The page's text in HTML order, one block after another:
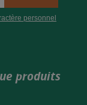
produits